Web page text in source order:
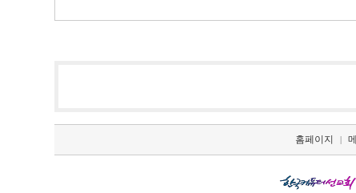
홈페이지 |